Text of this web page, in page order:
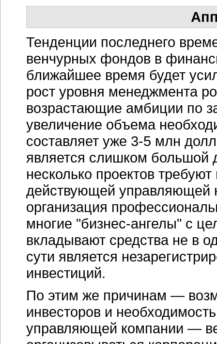
Тенденции последнего
венчурных фондов в
ближайшее время будет
рост уровня менеджмента
возрастающие амбиции по
увеличение объема
составляет уже 3-5 млн
является слишком большой
несколько проектов
действующей управляющей
организация
многие "бизнес-ангелы" с
вкладывают средства не в
сути является
инвестиций.
По этим же причинам —
инвесторов и
управляющей компании —